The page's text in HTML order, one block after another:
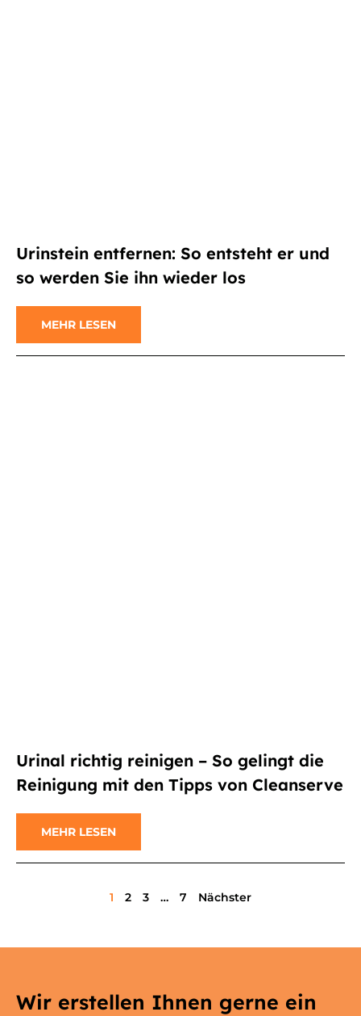
Urinstein entfernen: So entsteht er und
so werden Sie ihn wieder los
MEHR LESEN
Urinal richtig reinigen – So gelingt die
Reinigung mit den Tipps von Cleanserve
MEHR LESEN
1 2 3 … 7 Nächster
Wir erstellen Ihnen gerne ein